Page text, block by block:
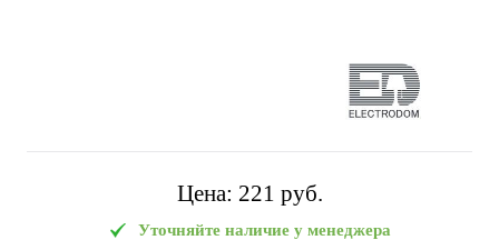
Цена: 221 pуб.
Уточняйте наличие у менеджера